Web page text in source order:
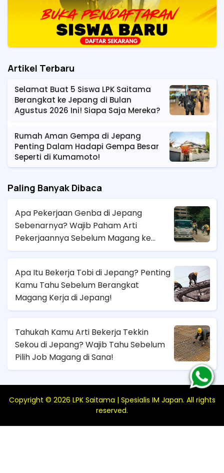
Artikel Terbaru
Selamat Buat 5 Siswa LPK Saitama
Berangkat ke Jepang di Bulan
Agustus 2026 Ini! Siapa Saja Mereka?
Rumah Aman Gempa di Jepang
Penting Dalam Hadapi Gempa Besar
Seperti di Kumamoto!
Paling Banyak Dibaca
Apa Pekerjaan Genba di Jepang
Sebenarnya? Wajib Paham Arti
Pekerjaannya Sebelum Magang ke
Sana!
Apa Itu Bekerja Tobi di Jepang? Penting
Kamu Tahu Sebelum Berangkat
Magang Kerja di Jepang!
Tahukah Kamu Arti Bekerja Tekkin
Sekou di Jepang? Wajib Tahu Sebelum
Pilih Job Magang di Sana!
Copyright © 2026 LPK Saitama | Spesialis IM Japan. All rights
reserved.